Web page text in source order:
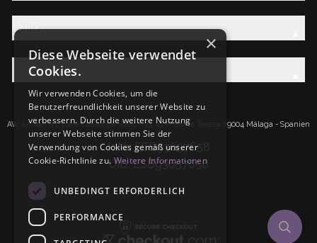
Hilfe
Entdecken Sie die AW-Familie
AW Artisan S.L.Calle Caleta de Velez n39, 41 PI Santa Tereza 29004 Málaga - Spanien
IdNr: ESB93657658
UID: ESB93657658
×
Diese Webseite verwendet
Cookies.
Wir verwenden Cookies, um die
Benutzerfreundlichkeit unserer Website zu
verbessern. Durch die weitere Nutzung
unserer Webseite stimmen Sie der
Verwendung von Cookies gemäß unserer
Cookie-Richtlinie zu. Weitere Informationen
UNBEDINGT ERFORDERLICH
PERFORMANCE